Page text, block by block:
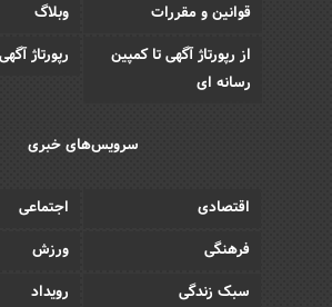
قوانین و مقررات
وبلاگ
از رپورتاژ آگهی تا کمپین
رسانه ای
رپورتاژ آگهی
سرویس‌های خبری
اقتصادی
اجتماعی
فرهنگی
ورزش
سبک زندگی
رویداد